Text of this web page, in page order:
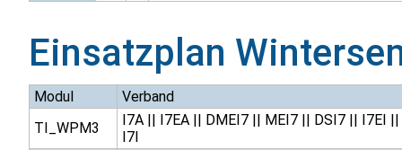
Einsatzplan
Modul
Verband
TI_WPM3
I7A|| I7EA|| DMEI7|| MEI7|| DSI7|| I7EI ||
I7I